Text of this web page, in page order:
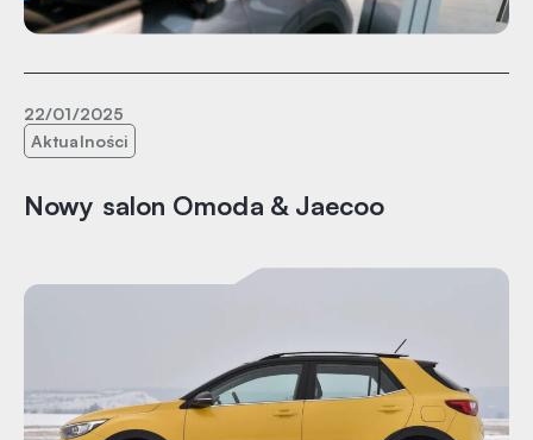
22/01/2025
Aktualności
Nowy salon Omoda & Jaecoo